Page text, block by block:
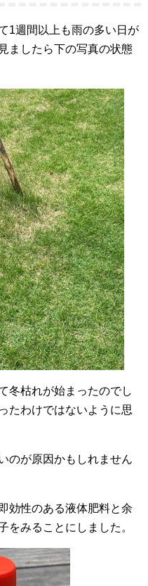
1週間以上も雨の多い日が
ましたら下の写真の状態
冬枯れが始まったのでし
たわけではないように思
のが原因かもしれません
効性のある液体肥料と余
をみることにしました。